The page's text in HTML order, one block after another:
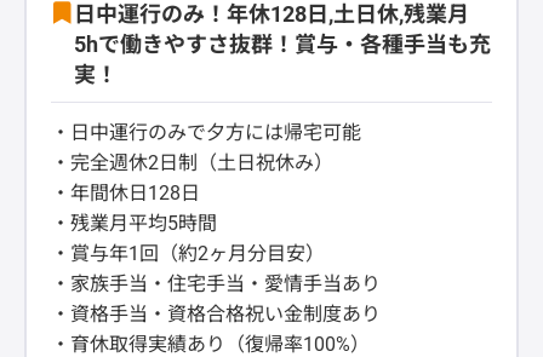
日中運行のみ！年休128日,土日休,残業月
5hで働きやすさ抜群！賞与・各種手当も充
実！
・日中運行のみで夕方には帰宅可能
・完全週休2日制（土日祝休み）
・年間休日128日
・残業月平均5時間
・賞与年1回（約2ヶ月分目安）
・家族手当・住宅手当・愛情手当あり
・資格手当・資格合格祝い金制度あり
・育休取得実績あり（復帰率100%）